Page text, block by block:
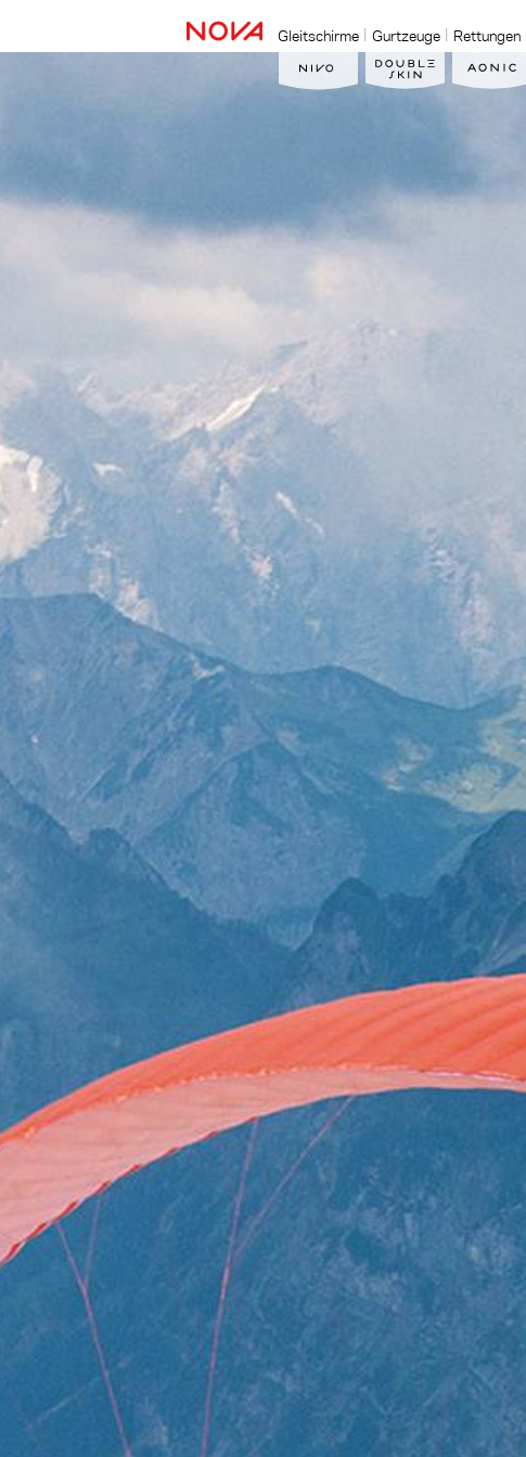
Gleitschirme Gurtzeuge Rettungen